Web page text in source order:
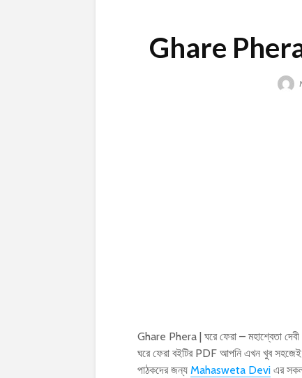
Ghare Phera |
Ghare Phera | ঘরে ফেরা – মহাশ্বেতা
ঘরে ফেরা বইটির PDF আপনি এখন খুব
পাঠকদের জন্য Mahasweta Devi এর